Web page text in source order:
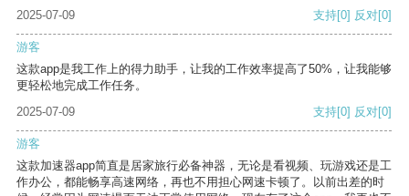
2025-07-09 支持[0] 反对[0]
游客
这款app是我工作上的得力助手，让我的工作效率提高了50%，让我能够
更轻松地完成工作任务。
2025-07-09
支持[0] 反对[0]
游客
这款加速器app简直是居家旅行必备神器，无论是看视频、玩游戏还是工
作办公，都能畅享高速网络，再也不用担心网速卡顿了。以前出差的时